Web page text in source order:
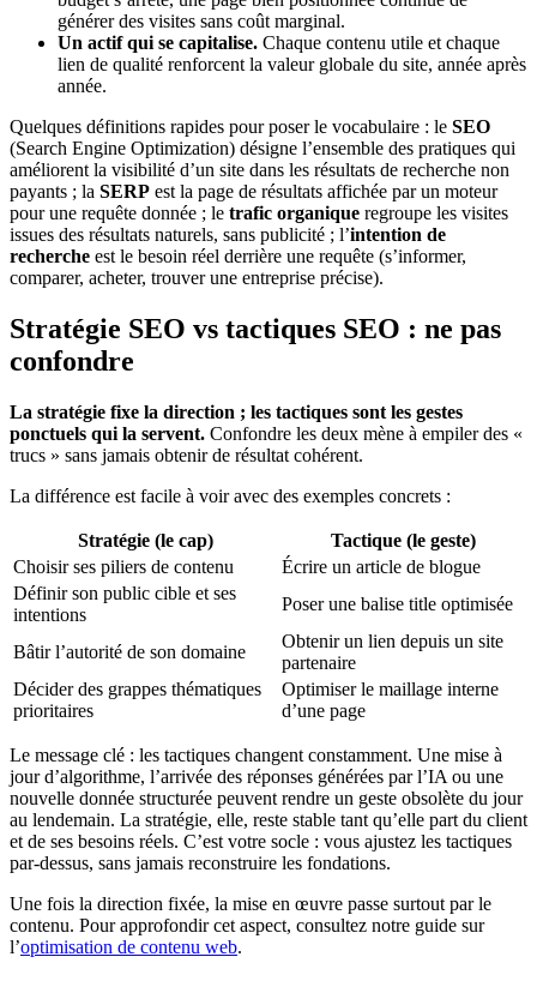
générer des visites sans coût marginal.
Un actif qui se capitalise. Chaque contenu utile et chaque
lien de qualité renforcent la valeur globale du site, année après
année.
Quelques définitions rapides pour poser le vocabulaire : le SEO
(Search Engine Optimization) désigne l’ensemble des pratiques qui
améliorent la visibilité d’un site dans les résultats de recherche non
payants ; la SERP est la page de résultats affichée par un moteur
pour une requête donnée ; le trafic organique regroupe les visites
issues des résultats naturels, sans publicité ; l’intention de
recherche est le besoin réel derrière une requête (s’informer,
comparer, acheter, trouver une entreprise précise).
Stratégie SEO vs tactiques SEO : ne pas
confondre
La stratégie fixe la direction ; les tactiques sont les gestes
ponctuels qui la servent. Confondre les deux mène à empiler des «
trucs » sans jamais obtenir de résultat cohérent.
La différence est facile à voir avec des exemples concrets :
Stratégie (le cap)
Tactique (le geste)
Choisir ses piliers de contenu
Écrire un article de blogue
Définir son public cible et ses
intentions
Poser une balise title optimisée
Bâtir l’autorité de son domaine
Obtenir un lien depuis un site
partenaire
Décider des grappes thématiques
prioritaires
Optimiser le maillage interne
d’une page
Le message clé : les tactiques changent constamment. Une mise à
jour d’algorithme, l’arrivée des réponses générées par l’IA ou une
nouvelle donnée structurée peuvent rendre un geste obsolète du jour
au lendemain. La stratégie, elle, reste stable tant qu’elle part du client
et de ses besoins réels. C’est votre socle : vous ajustez les tactiques
par-dessus, sans jamais reconstruire les fondations.
Une fois la direction fixée, la mise en œuvre passe surtout par le
contenu. Pour approfondir cet aspect, consultez notre guide sur
l’optimisation de contenu web.